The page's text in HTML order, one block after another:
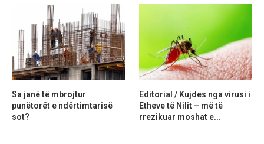
Sa janë të mbrojtur
punëtorët e ndërtimtarisë
sot?
Editorial / Kujdes nga virusi i
Etheve të Nilit – më të
rrezikuar moshat e...